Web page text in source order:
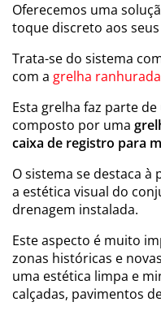
Oferecemos uma
toque discreto aos
Trata-se do sistema
com a grelha
Esta grelha faz parte
composto por uma
caixa de registro para
O sistema se destaca
a estética visual do
drenagem instalada.
Este aspecto é muito
zonas históricas e
uma estética limpa e
calçadas, pavimentos